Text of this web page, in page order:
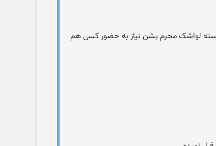
بسته لواشک محرم بشن نیاز به حضور کسی هم